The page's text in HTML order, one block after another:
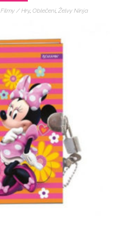
Filmy / Hry, Oblečení,Želvy Ninja